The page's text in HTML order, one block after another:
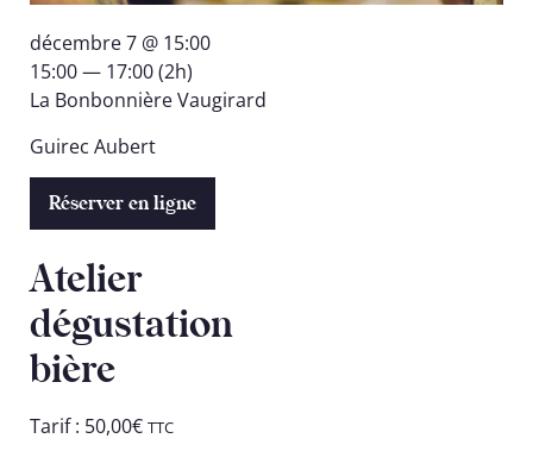
Atelier
dégustation
bière
Tarif : 50,00€ TTC
décembre 7 @ 15:00
15:00 — 17:00(2h)
La Bonbonnière Vaugirard
Guirec Aubert
Réserver en ligne